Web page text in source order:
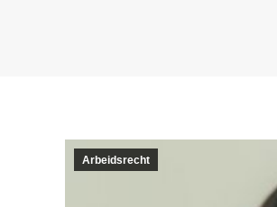
Arbeidsrecht